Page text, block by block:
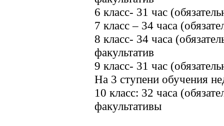
6 класс- 31 час
7 класс – 34 часа
8 класс- 34 часа
факультатив
9 класс- 31 час
На 3 ступени обучения
10 класс: 32 часа
факультативы